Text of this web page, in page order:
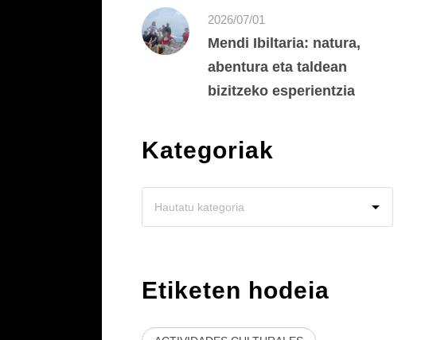
2026/07/01
Mendi Ibiltaria: natura,
abentura eta taldean
bizitzeko esperientzia
Kategoriak
Etiketen hodeia